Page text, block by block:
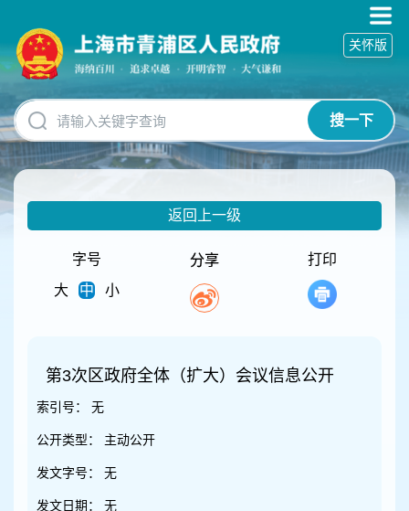
碍
操
明
跳
转
到
网
搜一下
关怀版
返回上一级
字号
大
中 小
分享 打印
第3次区政府全体（扩大）会议信息公开
索引号： 无
公开类型： 主动公开
发文字号： 无
发文日期： 无